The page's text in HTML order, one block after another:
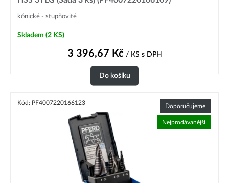
kónické - stupňovité
Skladem (2 KS)
3 396,67 Kč/ KS s DPH
Do košíku
Kód: PF4007220166123 Doporučujeme
Nejprodávanější